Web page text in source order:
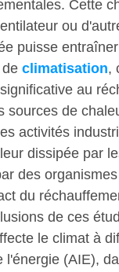
Cette
ou
puisse
climatisation,
au
sources de
activités
dissipée par
des
du
de ces
le climat à
l'énergie (AIE),